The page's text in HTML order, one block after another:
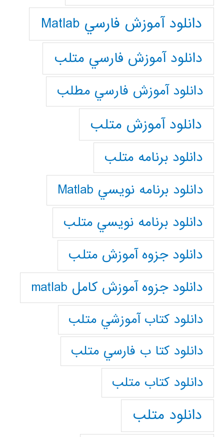
دانلود آموزش فارسي Matlab
دانلود آموزش فارسي متلب
دانلود آموزش فارسي مطلب
دانلود آموزش متلب
دانلود برنامه متلب
دانلود برنامه نويسي Matlab
دانلود برنامه نويسي متلب
دانلود جزوه آموزش متلب
دانلود جزوه آموزش کامل matlab
دانلود كتاب آموزشي متلب
دانلود كتا ب فارسي متلب
دانلود كتاب متلب
دانلود متلب